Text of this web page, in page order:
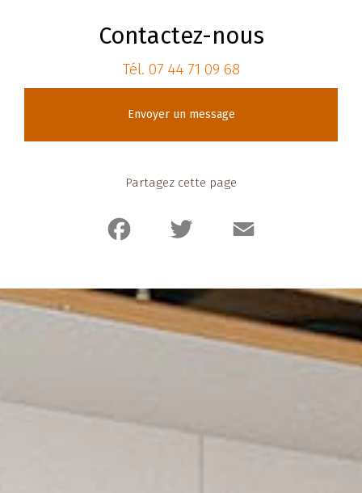
Contactez-nous
Tél. 07 44 71 09 68
Envoyer un message
Partagez cette page